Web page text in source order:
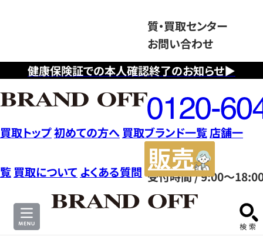
健康保険証での本人確認終了のお知らせ▶
質・買取センター
お問い合わせ
フ
リ
ー
ダ
イ
ヤ
ル
0120604117
受付時間 / 9:00～
買取トップ初めての方へ 買取ブランド一覧店舗一
覧 買取について よくある質問
サ